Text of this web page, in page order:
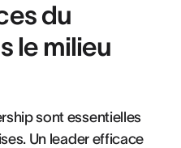
du
le milieu
sont essentielles
Un leader efficace